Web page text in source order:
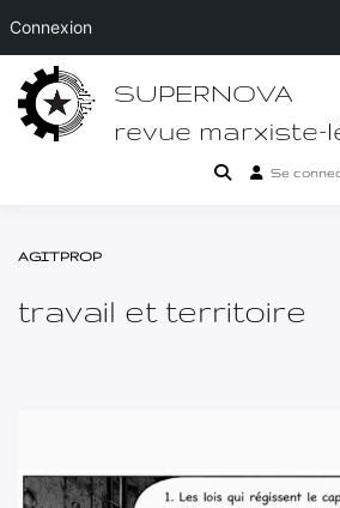
Passer
contenu
SUPERNOVA
revue marxiste-
Se
AGITPROP
travail et territoire
Connexion